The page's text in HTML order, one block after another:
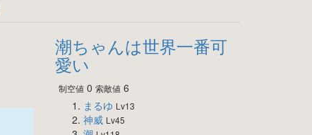
潮ちゃんは世界一番可
愛い
制空値0 索敵値6
まるゆ Lv13
神威 Lv45